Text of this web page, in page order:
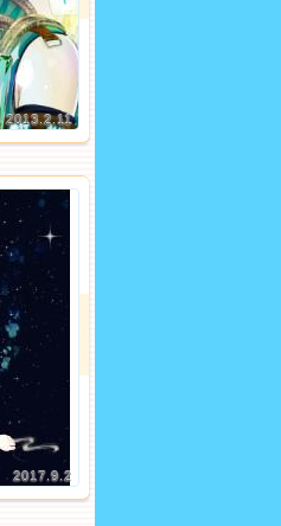
2013.2.11
2017.9.2